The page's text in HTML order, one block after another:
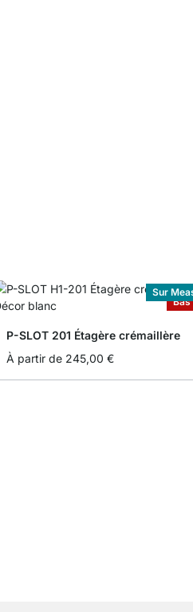
Bas
Sur
P-SLOT 201 Étagère crémaillère
À partir de 245,00 €